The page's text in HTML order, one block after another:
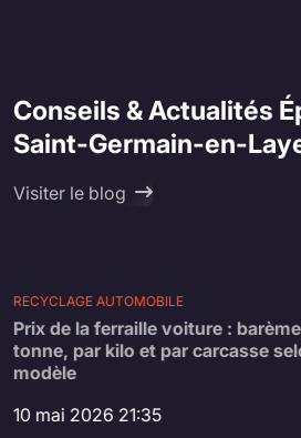
Conseils & Actualités
Saint-Germain-en-
Visiter le blog
RECYCLAGE AUTOMOBILE
Prix de la ferraille voiture :
tonne, par kilo et par carcasse
modèle
10 mai 2026 21:35